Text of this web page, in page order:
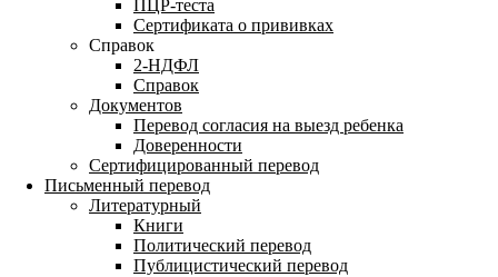
ПЦР-теста
Сертификата о прививках
Справок
2-НДФЛ
Справок
Документов
Перевод согласия на выезд ребенка
Доверенности
Сертифицированный перевод
Письменный перевод
Литературный
Книги
Политический перевод
Публицистический перевод